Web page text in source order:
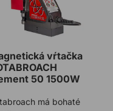
vŕtačka
50 1500W
má bohaté